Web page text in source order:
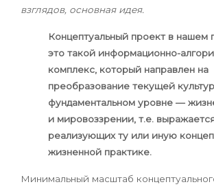
взглядов, основная идея.
Концептуальный проект в
это такой информационно-
комплекс, который направлен на
преобразование текущей
фундаментальном уровне —
и мировоззрении, т.е.
реализующих ту или иную
жизненной практике.
Минимальный масштаб